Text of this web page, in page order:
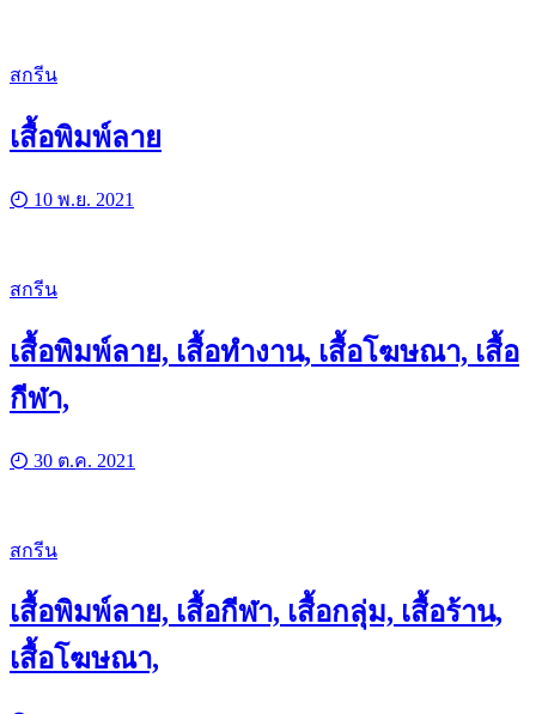
สกรีน
เสื้อพิมพ์ลาย
10 พ.ย. 2021
สกรีน
เสื้อพิมพ์ลาย, เสื้อทำงาน, เสื้อโฆษณา, เสื้อ
กีฬา,
30 ต.ค. 2021
สกรีน
เสื้อพิมพ์ลาย, เสื้อกีฬา, เสื้อกลุ่ม, เสื้อร้าน,
เสื้อโฆษณา,